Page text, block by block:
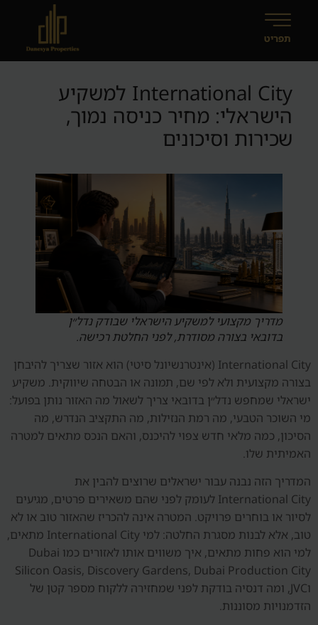
International City למשקיע
הישראלי: מחיר כניסה נמוך,
שכירות וסיכונים
מדריך מקצועי למשקיע הישראלי שבודק נדל״ן
בדובאי בצורה מסודרת, לפני החלטת רכישה.
International City (אינטרנשיונל סיטי) הוא אזור שצריך להיבחן
בצורה מקצועית ולא לפי שם, תמונה או הבטחה שיווקית. משקיע
ישראלי שמחפש נדל״ן בדובאי צריך לשאול מה האזור נותן בפועל:
מי השוכר הטבעי, מה רמת הנזילות, מה התקציב הנדרש, מה
הסיכון, כמה מלאי חדש צפוי להיכנס, והאם הנכס מתאים למטרה
האמיתית שלו.
המדריך הזה נבנה עבור ישראלים שרוצים להבין את
International City לעומק לפני שהם משאירים פרטים, מגיעים
לסיור או בוחרים פרויקט. המטרה אינה להכריז שהאזור טוב או לא
טוב, אלא לבנות מסגרת החלטה: למי International City מתאים,
למי הוא פחות מתאים, איך משווים אותו לאזורים כמו Dubai
Silicon Oasis, Discovery Gardens, Dubai Production City
וJVC, ומה דנסיה בודקת לפני שמחזירה ללקוח מספר קטן של
הזדמנויות מסוננות.